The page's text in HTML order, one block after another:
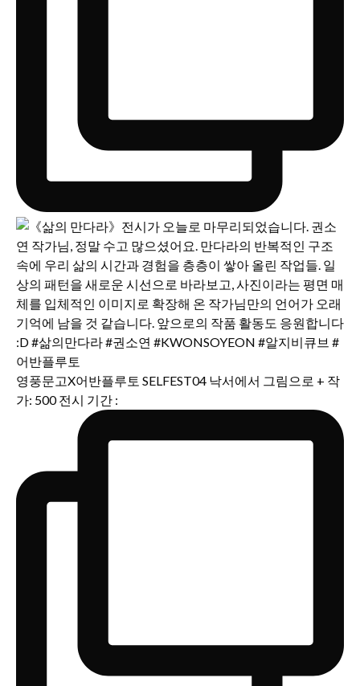
영풍문고X어반플루토 SELFEST04 낙서에서 그림으로 + 작
가: 500 전시 기간 :